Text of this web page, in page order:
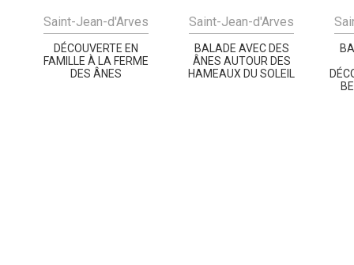
Saint-Jean-d'Arves
DÉCOUVERTE EN
FAMILLE À LA FERME
DES ÂNES
Saint-Jean-d'Arves
BALADE AVEC DES
ÂNES AUTOUR DES
HAMEAUX DU SOLEIL